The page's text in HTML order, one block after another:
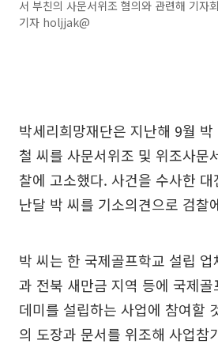
서 부친의 사문서위조 혐의와 관련해 기자
기자 holjjak@
박세리희망재단은 지난해 9월
철 씨를 사문서위조 및 위조사문
찰에 고소했다. 사건을 수사한
난달 박 씨를 기소의견으로 검찰
박 씨는 한 국제골프학교 설립
과 전북 새만금 지역 등에 국제
데미를 설립하는 사업에 참여할
의 도장과 문서를 위조해 사업참